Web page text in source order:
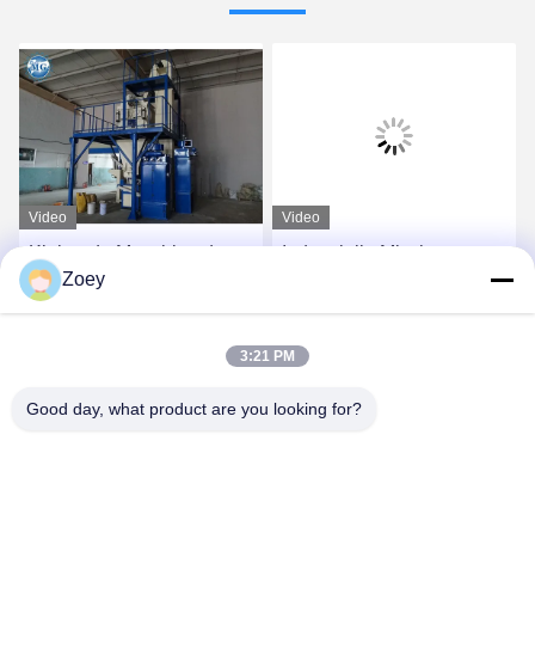
Video
Klebende Maschine der
halb automatischen
Fliesen-8T/H für Wand-Kitt
Video
Industrielle Mischer-
Maschine für das Sand-
Zoey
3:21 PM
Good day, what product are you looking for?